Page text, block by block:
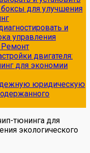
для улучшения
и
управления
Ремонт
двигателя:
для экономии
юридическую
тюнинга для
экологического